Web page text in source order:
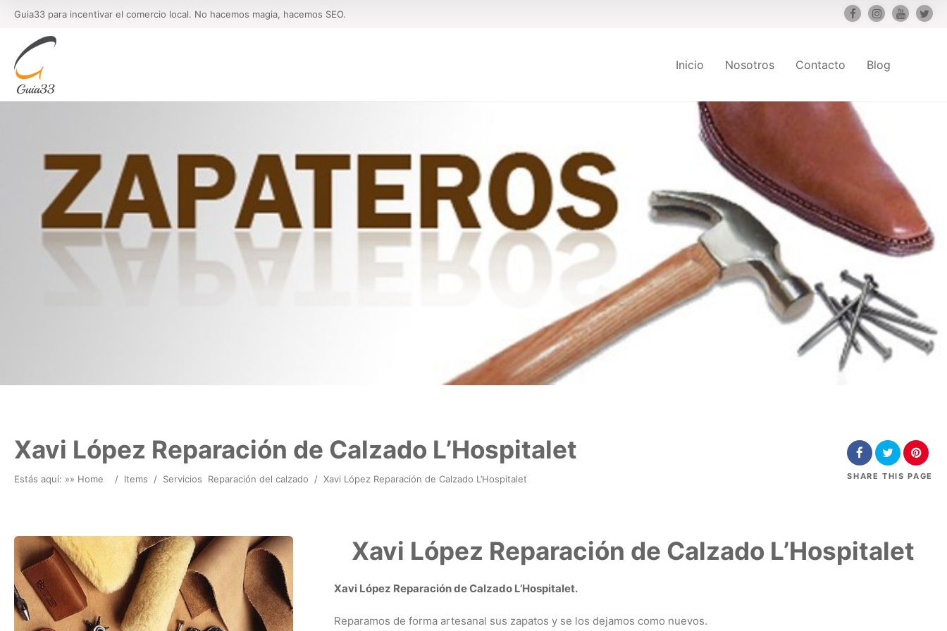
Guia33 para incentivar el comercio local. No hacemos magia, hacemos SEO.
Inicio Nosotros Contacto Blog
Xavi López Reparación de Calzado L’Hospitalet
Estás aquí: »» Home / Items / Servicios Reparación del calzado / Xavi López Reparación de Calzado L’Hospitalet SHARE THIS PAGE
Xavi López Reparación de Calzado L’Hospitalet
Xavi López Reparación de Calzado L’Hospitalet.
Reparamos de forma artesanal sus zapatos y se los dejamos como nuevos.